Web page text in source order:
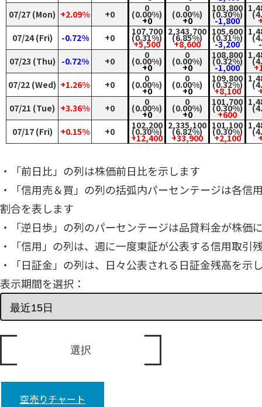
07/27 (Mon) +2.09% +0
0
(0.00%)
+0
0
(0.00%)
+0
103,800
(0.30%)
-1,800
07/24 (Fri)
-0.72% +0
107,700
(0.31%)
+5,500
2,343,700
(6.85%)
+8,600
105,600
(0.31%)
-3,200
07/23 (Thu) -0.72% +0
0
(0.00%)
+0
0
(0.00%)
+0
108,800
(0.32%)
-1,000
07/22 (Wed) +1.26% +0
0
(0.00%)
+0
0
(0.00%)
+0
109,800
(0.32%)
+8,100
07/21 (Tue) +3.36% +0
0
(0.00%)
+0
0
(0.00%)
+0
101,700
(0.30%)
+600
07/17 (Fri)
+0.15% +0
102,200
(0.30%)
+12,400
2,335,100
(6.82%)
+33,900
101,100
(0.30%)
+2,100
・「前日比」の列は株価前日比を示します
・「信用売＆買」の列の括弧内パーセンテージは各信
割合を表します
・「逆日歩」の列のパーセンテージは品貸料金が株価
・「信用」の列は、週に一度東証が公表する信用取引
・「日証金」の列は、日々公表される日証金残高を示
表示期間を選択：
空売りチャート